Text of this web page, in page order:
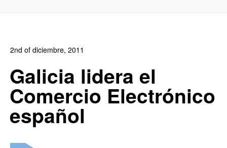
2nd of diciembre, 2011
1
Galicia lidera el
Comercio Electrónico
español